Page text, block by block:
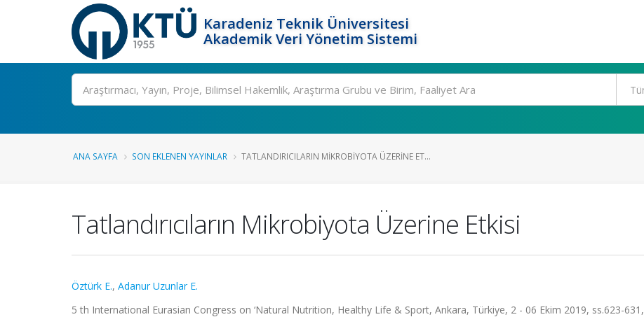
Karadeniz Teknik Üniversitesi
Akademik Veri Yönetim Sistemi
Ara
ANA SAYFA SON EKLENEN YAYINLAR TATLANDIRICILARIN MIKROBIYOTA ÜZERINE ET...
Tatlandırıcıların Mikrobiyota Üzerine Etkisi
Öztürk E., Adanur Uzunlar E.
5 th International Eurasian Congress on ‘Natural Nutrition, Healthy Life & Sport, Ankara, Türkiye, 2 - 06 Ekim 2019, ss.623-631,